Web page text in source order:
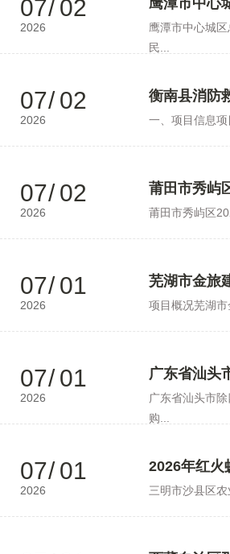
07/ 02
2026
鹰潭市中心
鹰潭市中心城
民...
07/ 02
2026
衡南县消防
一、项目信息
07/ 02
2026
莆田市秀屿
莆田市秀屿区
07/ 01
2026
芜湖市金旅
项目概况芜湖
07/ 01
2026
广东省汕头
广东省汕头市
购...
07/ 01
2026
2026年红火
三明市沙县区